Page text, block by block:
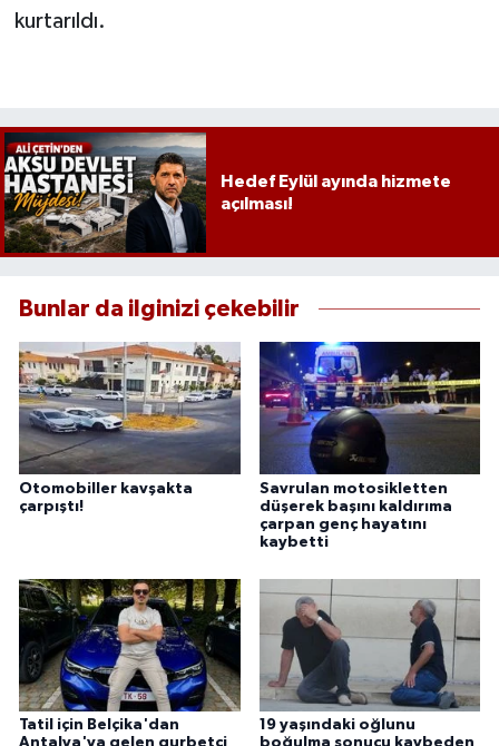
kurtarıldı.
Hedef Eylül ayında hizmete
açılması!
Bunlar da ilginizi çekebilir
Otomobiller kavşakta
çarpıştı!
Savrulan motosikletten
düşerek başını kaldırıma
çarpan genç hayatını
kaybetti
Tatil için Belçika'dan
19 yaşındaki oğlunu